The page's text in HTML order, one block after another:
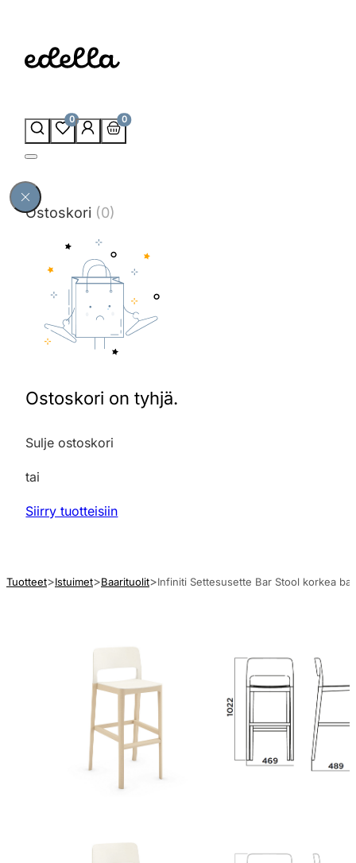
0 0
Ostoskori (0)
Ostoskori on tyhjä.
Sulje ostoskori
tai
Siirry tuotteisiin
Tuotteet Istuimet Baarituolit Infiniti Settesusette Bar Stool korkea